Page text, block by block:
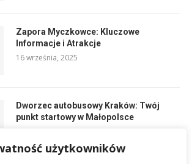
użytkowników
Zapora Myczkowce: Kluczowe
Informacje i Atrakcje
16 września, 2025
Dworzec autobusowy Kraków: Twój
punkt startowy w Małopolsce